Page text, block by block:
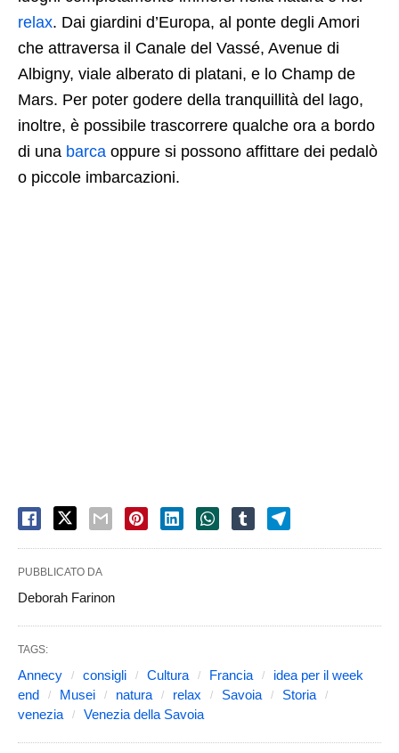
relax. Dai giardini d’Europa, al ponte degli Amori
che attraversa il Canale del Vassé, Avenue di
Albigny, viale alberato di platani, e lo Champ de
Mars. Per poter godere della tranquillità del lago,
inoltre, è possibile trascorrere qualche ora a bordo
di una barca oppure si possono affittare dei pedalò
o piccole imbarcazioni.
PUBBLICATO DA
Deborah Farinon
TAGS:
Annecy consigli Cultura Francia
idea per il week
end
Musei natura relax Savoia
Storia
venezia
Venezia della Savoia